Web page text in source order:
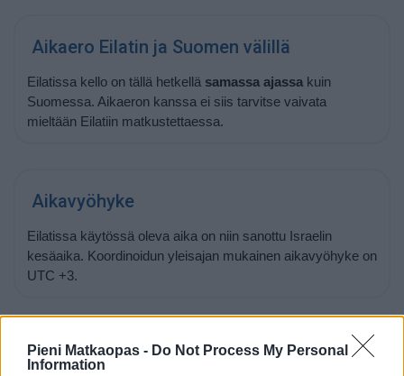
Pieni Matkaopas - Do Not Process My Personal
Information
Aikaero Eilatin ja Suomen välillä
Eilatissa kello on tällä hetkellä samassa ajassakuin
Suomessa. Aikaeron kanssa ei siis tarvitse vaivata
mieltään Eilatiin matkustettaessa.
Aikavyöhyke
Eilatissa käytössä oleva aika on niin sanottu Israelin
kesäaika. Koordinoidun yleisajan mukainen aikavyöhyke on
UTC +3.